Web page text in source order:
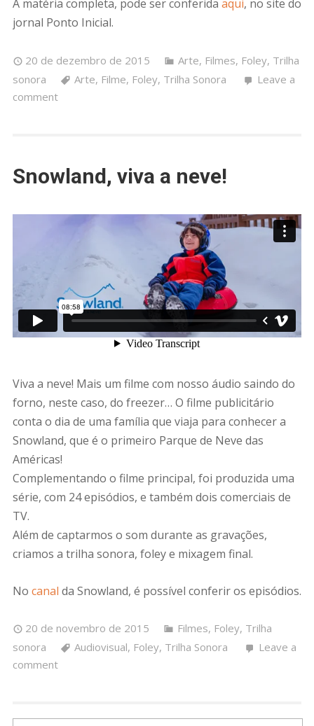
A matéria completa, pode ser conferida aqui, no site do
jornal Ponto Inicial.
20 de dezembro de 2015 Arte, Filmes, Foley, Trilha
sonora
Arte, Filme, Foley, Trilha Sonora
Leave a
comment
Snowland, viva a neve!
Viva a neve! Mais um filme com nosso áudio saindo do
forno, neste caso, do freezer… O filme publicitário
conta o dia de uma família que viaja para conhecer a
Snowland, que é o primeiro Parque de Neve das
Américas!
Complementando o filme principal, foi produzida uma
série, com 24 episódios, e também dois comerciais de
TV.
Além de captarmos o som durante as gravações,
criamos a trilha sonora, foley e mixagem final.
No canal da Snowland, é possível conferir os episódios.
20 de novembro de 2015 Filmes, Foley, Trilha
sonora
Audiovisual, Foley, Trilha Sonora
Leave a
comment